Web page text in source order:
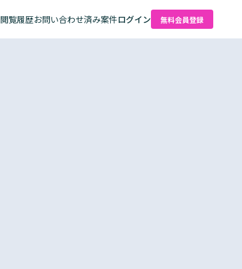
閲覧履歴お問い合わせ済み案件ログイン 無料会員登録